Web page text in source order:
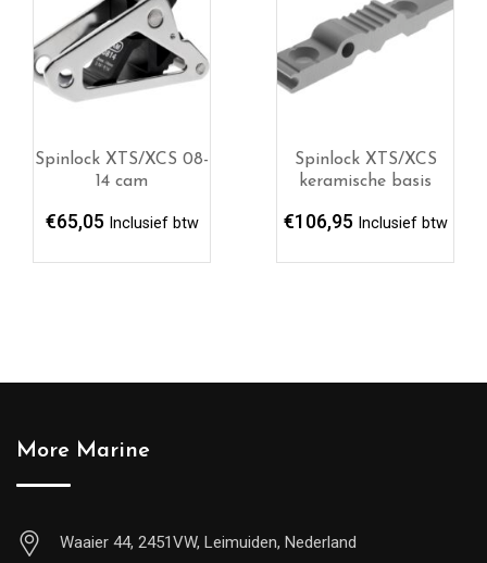
Spinlock XTS/XCS 08-
14 cam
€65,05 Inclusief btw
Spinlock XTS/XCS
keramische basis
€106,95 Inclusief btw
More Marine
Waaier 44, 2451VW, Leimuiden, Nederland